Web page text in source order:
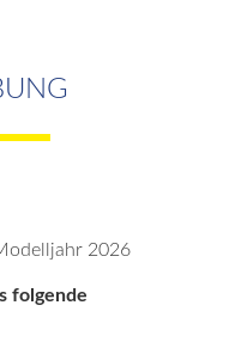
2026
folgende